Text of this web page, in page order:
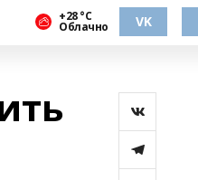
+28 °С
Облачно VK